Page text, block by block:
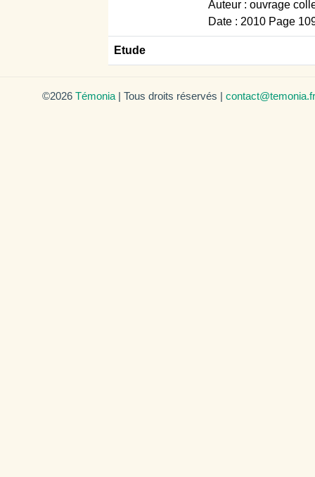
Auteur : ouvrage
Date : 2010 Page
Etude
©2026 Témonia | Tous droits réservés | contact@temonia.fr